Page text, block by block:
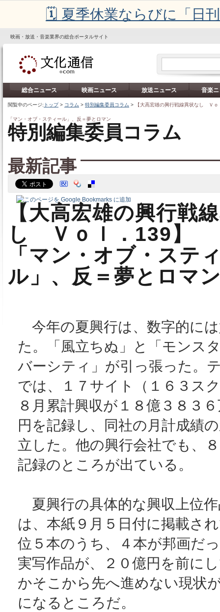
🗓️ 夏季休業ならびに「日
映画・放送・音楽業界の総合ポータルサイト
総合ニュース 映画ニュース 放送ニュース 音楽
閲覧中のページ: トップ> コラム > 特別編集委員コラム > 【大高宏雄の興行戦線異状なし Ｖ
「マン・オブ・スティール」、反＝夢とロマン
特別編集委員コラム
最新記事
【大高宏雄の興行戦
し Ｖｏｌ．139】
「マン・オブ・ステ
ル」、反＝夢とロマ
今年の夏興行は、数字的に
た。「風立ちぬ」と「モンス
バーシティ」が引っ張った。
では、１７サイト（１６３ス
８月累計興収が１８億３８３
円を記録し、同社の月計成績
立した。他の興行会社でも、
記録のところが出ている。
夏興行の具体的な興収上位
は、本紙９月５日付に掲載さ
位５本のうち、４本が邦画だ
実写作品が、２０億円を前に
かそこから先へ進めない現状
になるところだ。